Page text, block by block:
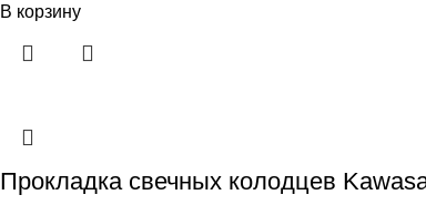
В корзину
Прокладка свечных колодцев